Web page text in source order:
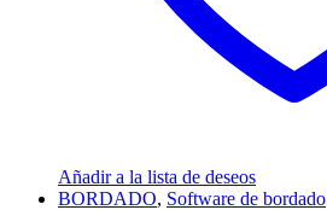
Añadir a la lista de deseos
BORDADO, Software de bordado